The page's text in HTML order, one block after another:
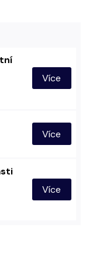
Více
Více
Více